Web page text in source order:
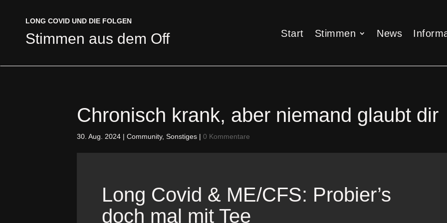
LONG COVID UND DIE FOLGEN
Stimmen aus dem Off Start Stimmen News
LONG COVID UND DIE FOLGEN
Stimmen aus dem Off Start Stimmen News
Chronisch krank, aber niemand glaubt dir
30. Aug. 2024 |Community,Sonstiges |0 Kommentare
Long Covid & ME/CFS: Probier’s
doch mal mit Tee